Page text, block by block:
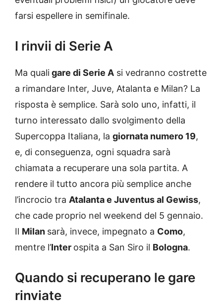
farsi espellere in semifinale.
I rinvii di Serie A
Ma qualigare di Serie A si vedranno costrette
a rimandare Inter, Juve, Atalanta e Milan? La
risposta è semplice. Sarà solo uno, infatti, il
turno interessato dallo svolgimento della
Supercoppa Italiana, la giornata numero 19,
e, di conseguenza, ogni squadra sarà
chiamata a recuperare una sola partita. A
rendere il tutto ancora più semplice anche
l’incrocio tra Atalanta e Juventus al Gewiss,
che cade proprio nel weekend del 5 gennaio.
Il Milan sarà, invece, impegnato a Como,
mentre l’Inter ospita a San Siro il Bologna.
Quando si recuperano le gare
rinviate